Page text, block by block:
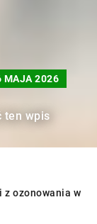
MAJA 2026
ten wpis
z ozonowania w